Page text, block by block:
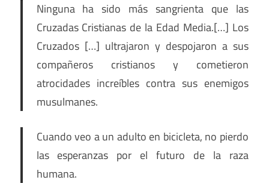
Ninguna ha sido más sangrienta que las
Cruzadas Cristianas de la Edad Media.[…] Los
Cruzados […] ultrajaron y despojaron a sus
compañeros cristianos y cometieron
atrocidades increíbles contra sus enemigos
musulmanes.
Cuando veo a un adulto en bicicleta, no pierdo
las esperanzas por el futuro de la raza
humana.